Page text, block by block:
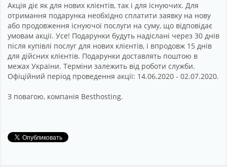
Акція діє як для нових клієнтів, так і для існуючих. Для
отримання подарунка необхідно сплатити заявку на нову
або продовження існуючої послуги на суму, що відповідає
умовам акції. Усе! Подарунки будуть надіслані через 30 днів
після купівлі послуг для нових клієнтів, і впродовж 15 днів
для дійсних клієнтів. Подарунки доставлять поштою в
межах України. Терміни залежить від роботи служби.
Офіційний період проведення акції: 14.06.2020 - 02.07.2020.
З повагою, компанія Besthosting.